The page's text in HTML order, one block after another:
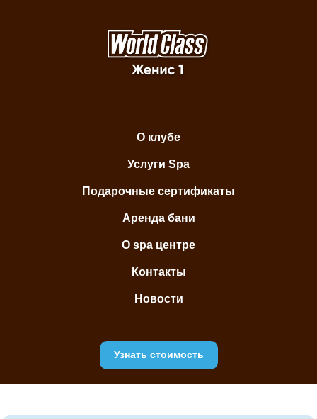
О клубе
Услуги Spa
Подарочные сертификаты
Аренда бани
О spa центре
Контакты
Новости
Узнать стоимость